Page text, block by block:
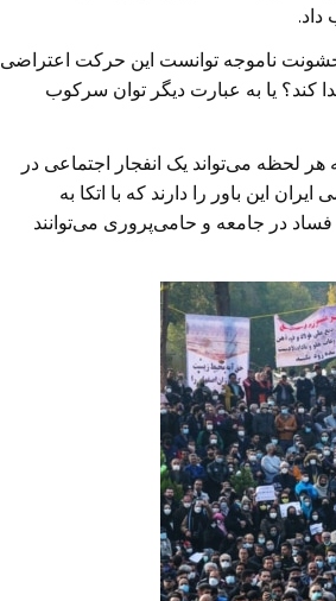
داد.
خشونت ناموجه توانست این حرکت اعتراضی
کند؟ یا به عبارت دیگر توان سرکوب
لحظه می‌تواند یک انفجار اجتماعی در
این باور را دارند که با اتکا به
در جامعه و حامی‌پروری می‌توانند